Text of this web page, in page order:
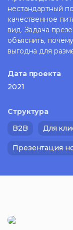
нестандартный
качественное
вид. Задача
объяснить,
выгодна для
Дата проекта
2021
Структура
B2B
Для
Презентация